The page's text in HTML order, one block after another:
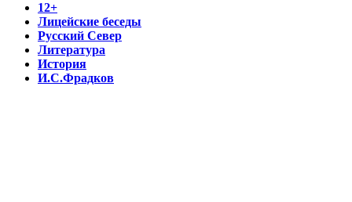
12+
Лицейские беседы
Русский Север
Литература
История
И.С.Фрадков